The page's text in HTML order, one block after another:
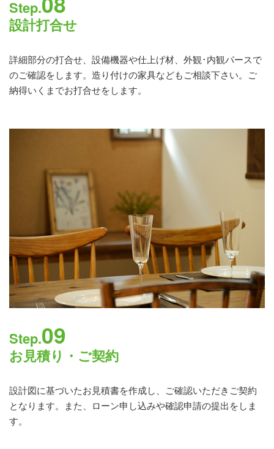
Step.
設計打合せ
詳細部分の打合せ、設備機器や仕上げ材、外観･内観パースで
のご確認をします。造り付けの家具などもご相談下さい。ご
納得いくまでお打合せをします。
Step.09
お見積り・ご契約
設計図に基づいたお見積書を作成し、ご確認いただきご契約
となります。また、ローン申し込みや確認申請の提出をしま
す。